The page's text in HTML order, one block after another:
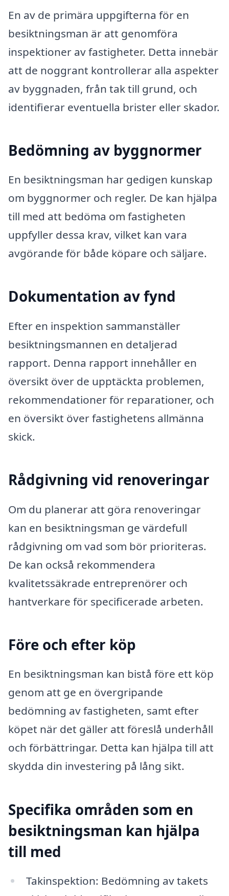
En av de primära uppgifterna för en
besiktningsman är att genomföra
inspektioner av fastigheter. Detta innebär
att de noggrant kontrollerar alla aspekter
av byggnaden, från tak till grund, och
identifierar eventuella brister eller skador.
Bedömning av byggnormer
En besiktningsman har gedigen kunskap
om byggnormer och regler. De kan hjälpa
till med att bedöma om fastigheten
uppfyller dessa krav, vilket kan vara
avgörande för både köpare och säljare.
Dokumentation av fynd
Efter en inspektion sammanställer
besiktningsmannen en detaljerad
rapport. Denna rapport innehåller en
översikt över de upptäckta problemen,
rekommendationer för reparationer, och
en översikt över fastighetens allmänna
skick.
Rådgivning vid renoveringar
Om du planerar att göra renoveringar
kan en besiktningsman ge värdefull
rådgivning om vad som bör prioriteras.
De kan också rekommendera
kvalitetssäkrade entreprenörer och
hantverkare för specificerade arbeten.
Före och efter köp
En besiktningsman kan bistå före ett köp
genom att ge en övergripande
bedömning av fastigheten, samt efter
köpet när det gäller att föreslå underhåll
och förbättringar. Detta kan hjälpa till att
skydda din investering på lång sikt.
Specifika områden som en
besiktningsman kan hjälpa
till med
Takinspektion: Bedömning av takets